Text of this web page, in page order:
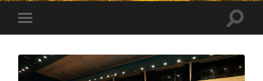
Toggle
mobile
Toggle